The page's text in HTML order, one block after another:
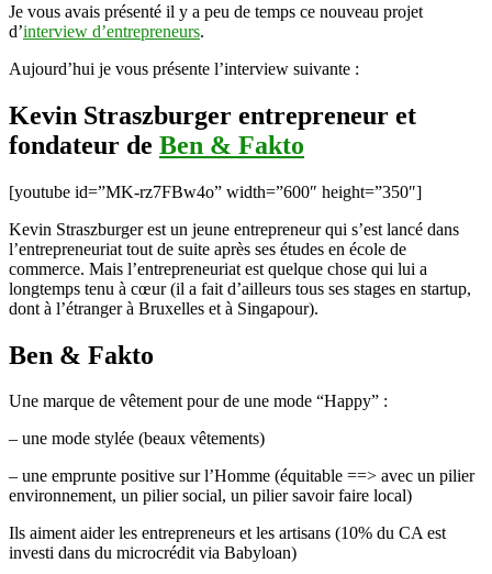
Fakto
Je vous avais présenté il y a peu de temps ce nouveau projet
d’interview d’entrepreneurs.
Aujourd’hui je vous présente l’interview suivante :
Kevin Straszburger entrepreneur et
fondateur de Ben & Fakto
[youtube id=”MK-rz7FBw4o” width=”600″ height=”350″]
Kevin Straszburger est un jeune entrepreneur qui s’est lancé dans
l’entrepreneuriat tout de suite après ses études en école de
commerce. Mais l’entrepreneuriat est quelque chose qui lui a
longtemps tenu à cœur (il a fait d’ailleurs tous ses stages en startup,
dont à l’étranger à Bruxelles et à Singapour).
Ben & Fakto
Une marque de vêtement pour de une mode “Happy” :
– une mode stylée (beaux vêtements)
– une emprunte positive sur l’Homme (équitable ==> avec un pilier
environnement, un pilier social, un pilier savoir faire local)
Ils aiment aider les entrepreneurs et les artisans (10% du CA est
investi dans du microcrédit via Babyloan)